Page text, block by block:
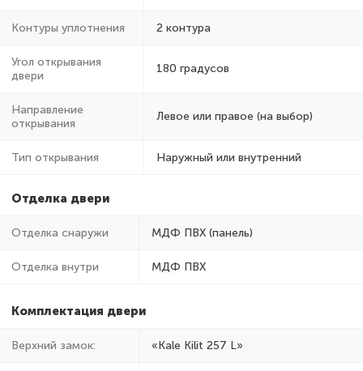
Контуры уплотнения 2 контура
Угол открывания
двери
180 градусов
Направление
открывания
Левое или правое (на выбор)
Тип открывания Наружный или внутренний
Отделка двери
Отделка снаружи МДФ ПВХ (панель)
Отделка внутри МДФ ПВХ
Комплектация двери
Верхний замок: «Kale Kilit 257 L»